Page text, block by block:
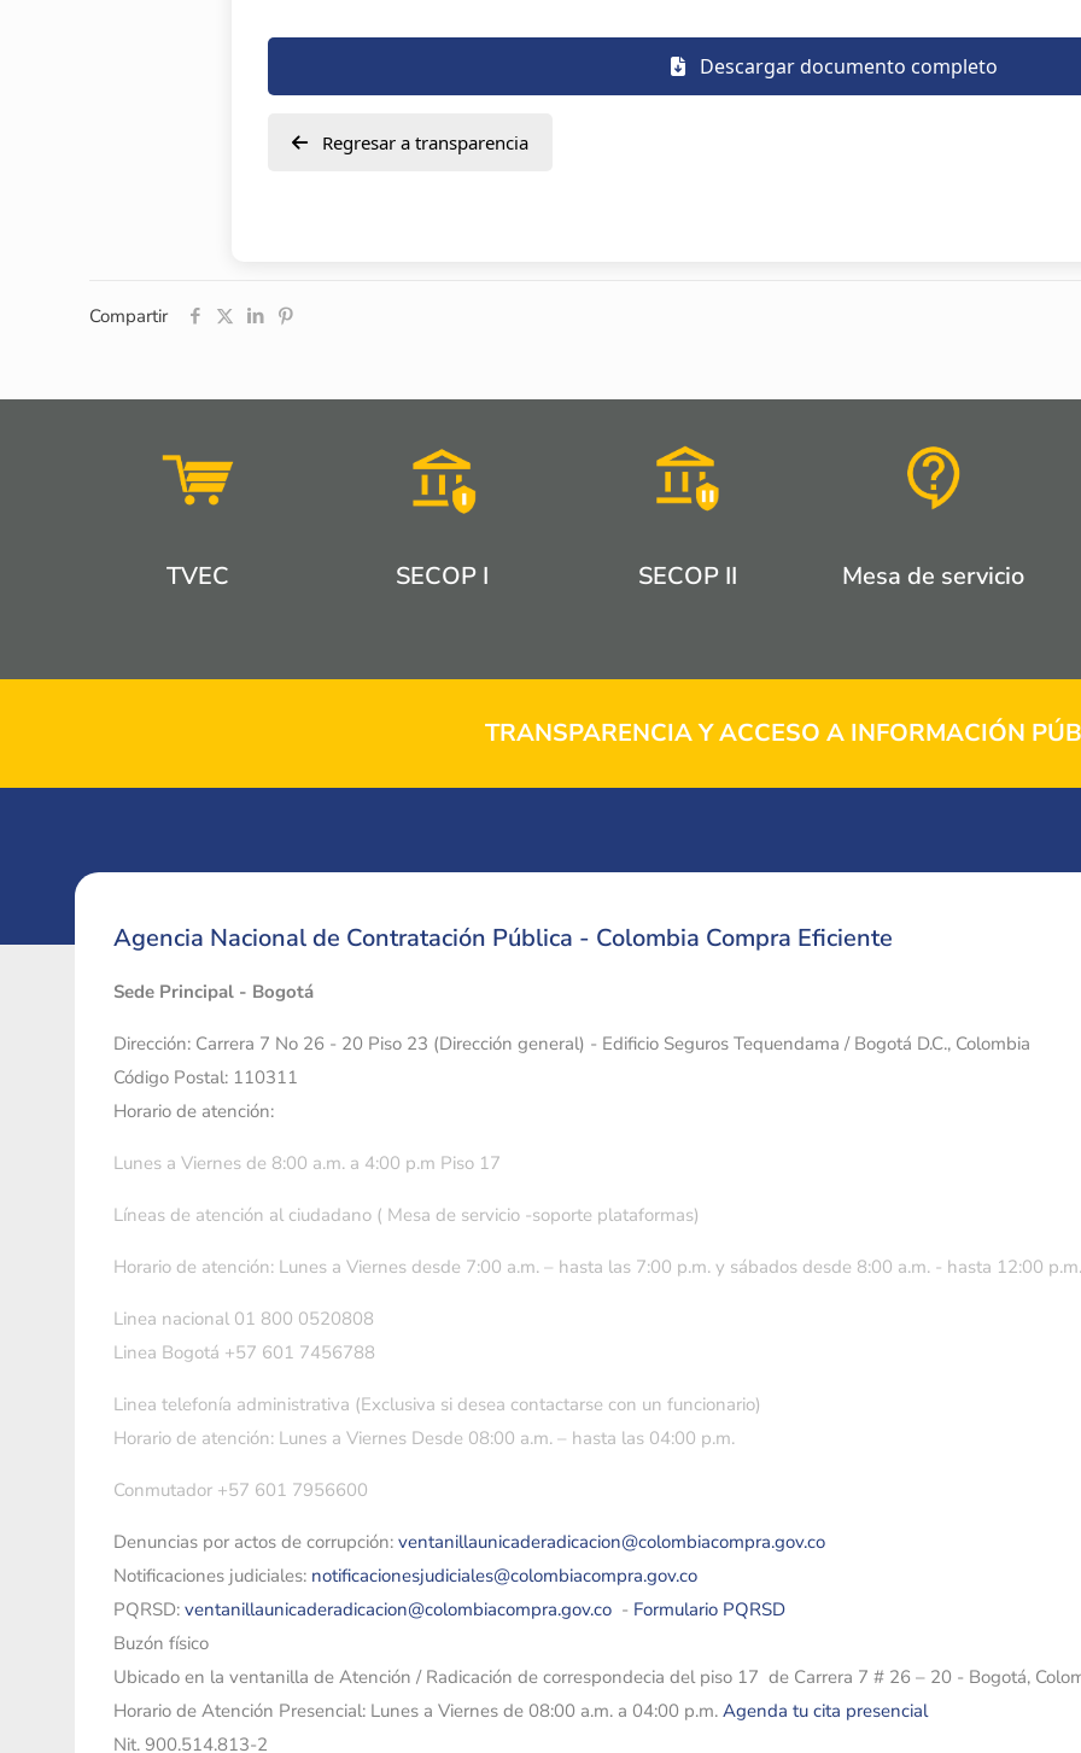
Descargar documento completo
Regresar a transparencia
Compartir
TVEC SECOP I SECOP II Mesa de servicio
TRANSPARENCIA Y ACCESO A INFORMACIÓN
Agencia Nacional de Contratación Pública - Colombia Compra Eficiente
Sede Principal - Bogotá
Dirección: Carrera 7 No 26 - 20 Piso 23 (Dirección general) - Edificio Seguros Tequendama / Bogotá D.C., Colombia
Código Postal: 110311
Horario de atención:
Lunes a Viernes de 8:00 a.m. a 4:00 p.m Piso 17
Líneas de atención al ciudadano ( Mesa de servicio -soporte plataformas)
Horario de atención: Lunes a Viernes desde 7:00 a.m. – hasta las 7:00 p.m. y sábados desde 8:00 a.m. - hasta 12:00 p.m.
Linea nacional 01 800 0520808
Linea Bogotá +57 601 7456788
Linea telefonía administrativa (Exclusiva si desea contactarse con un funcionario)
Horario de atención: Lunes a Viernes Desde 08:00 a.m. – hasta las 04:00 p.m.
Conmutador +57 601 7956600
Denuncias por actos de corrupción: ventanillaunicaderadicacion@colombiacompra.gov.co
Notificaciones judiciales: notificacionesjudiciales@colombiacompra.gov.co
PQRSD: ventanillaunicaderadicacion@colombiacompra.gov.co - Formulario PQRSD
Buzón físico
Ubicado en la ventanilla de Atención / Radicación de correspondecia del piso 17 de Carrera 7 # 26 – 20 - Bogotá,
Horario de Atención Presencial: Lunes a Viernes de 08:00 a.m. a 04:00 p.m. Agenda tu cita presencial
Nit. 900.514.813-2